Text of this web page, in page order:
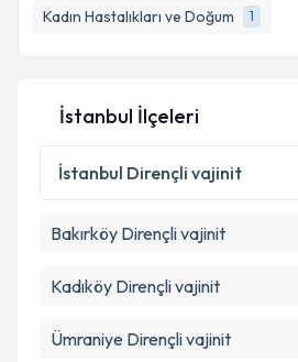
Kadın Hastalıkları ve Doğum
1
bilgilendireceğiz.
E-posta Adresiniz
Kişisel verilerimin
Metni'ni okudum ve kişisel
Takvim Talebini
İstanbul İlçeleri
İstanbul Dirençli vajinit
Bakırköy Dirençli vajinit
Kadıköy Dirençli vajinit
Ümraniye Dirençli vajinit